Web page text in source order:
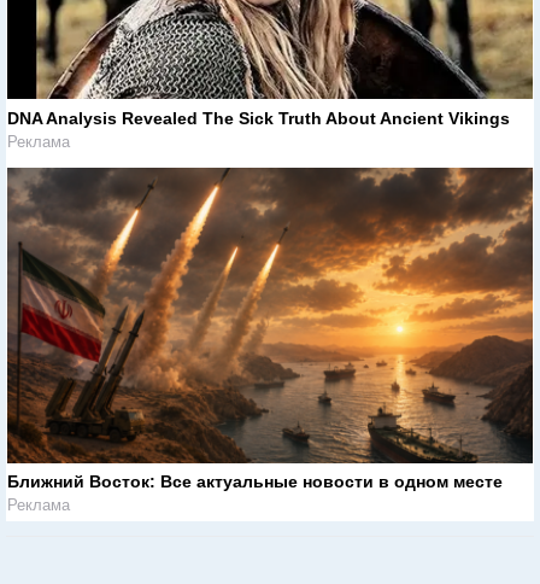
DNA Analysis Revealed The Sick Truth About Ancient Vikings
Реклама
Ближний Восток: Все актуальные новости в одном месте
Реклама